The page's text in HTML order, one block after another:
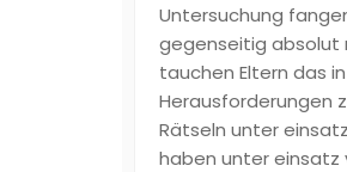
Untersuchung
gegenseitig absolut
tauchen Eltern das
Herausforderungen
Rätseln unter
haben unter einsatz